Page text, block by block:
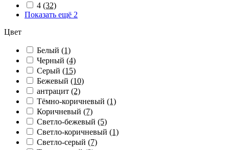
4 (32)
Показать ещё 2
Цвет
Белый (1)
Черный (4)
Серый (15)
Бежевый (10)
антрацит (2)
Тёмно-коричневый (1)
Коричневый (7)
Светло-бежевый (5)
Светло-коричневый (1)
Светло-серый (7)